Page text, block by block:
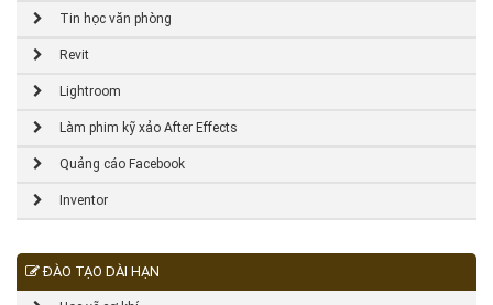
Tin học văn phòng
Revit
Lightroom
Làm phim kỹ xảo After Effects
Quảng cáo Facebook
Inventor
ĐÀO TẠO DÀI HẠN